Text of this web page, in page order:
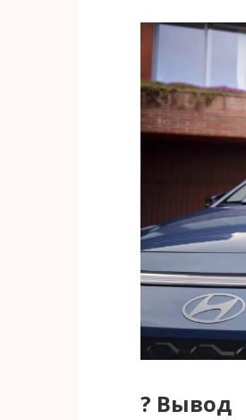
? Вывод